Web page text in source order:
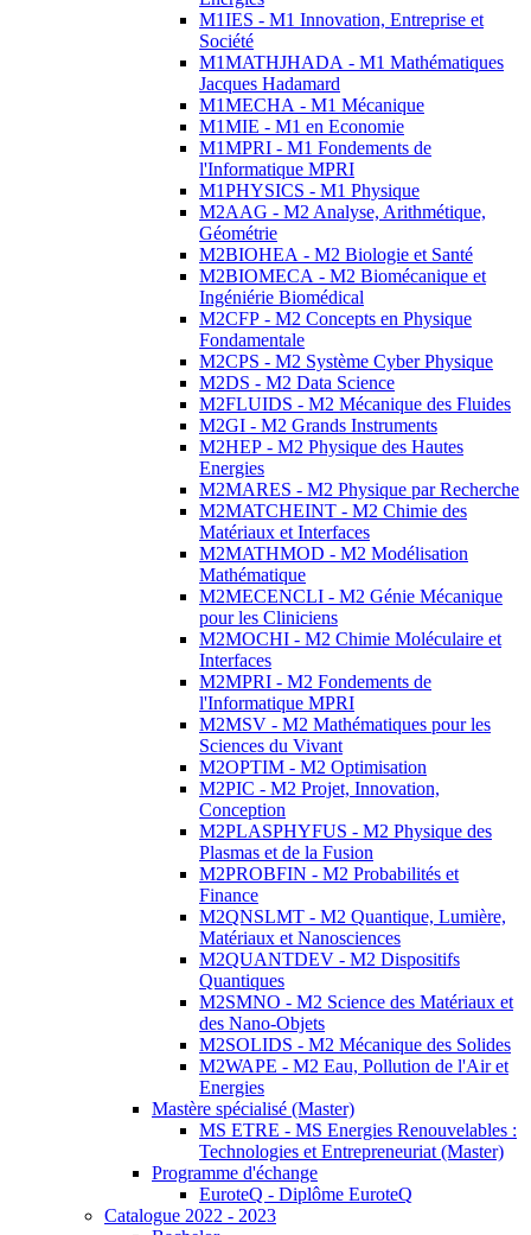
M1IES - M1 Innovation, Entreprise et
Société
M1MATHJHADA - M1 Mathématiques
Jacques Hadamard
M1MECHA - M1 Mécanique
M1MIE - M1 en Economie
M1MPRI - M1 Fondements de
l'Informatique MPRI
M1PHYSICS - M1 Physique
M2AAG - M2 Analyse, Arithmétique,
Géométrie
M2BIOHEA - M2 Biologie et Santé
M2BIOMECA - M2 Biomécanique et
Ingéniérie Biomédical
M2CFP - M2 Concepts en Physique
Fondamentale
M2CPS - M2 Système Cyber Physique
M2DS - M2 Data Science
M2FLUIDS - M2 Mécanique des Fluides
M2GI - M2 Grands Instruments
M2HEP - M2 Physique des Hautes
Energies
M2MARES - M2 Physique par Recherche
M2MATCHEINT - M2 Chimie des
Matériaux et Interfaces
M2MATHMOD - M2 Modélisation
Mathématique
M2MECENCLI - M2 Génie Mécanique
pour les Cliniciens
M2MOCHI - M2 Chimie Moléculaire et
Interfaces
M2MPRI - M2 Fondements de
l'Informatique MPRI
M2MSV - M2 Mathématiques pour les
Sciences du Vivant
M2OPTIM - M2 Optimisation
M2PIC - M2 Projet, Innovation,
Conception
M2PLASPHYFUS - M2 Physique des
Plasmas et de la Fusion
M2PROBFIN - M2 Probabilités et
Finance
M2QNSLMT - M2 Quantique, Lumière,
Matériaux et Nanosciences
M2QUANTDEV - M2 Dispositifs
Quantiques
M2SMNO - M2 Science des Matériaux et
des Nano-Objets
M2SOLIDS - M2 Mécanique des Solides
M2WAPE - M2 Eau, Pollution de l'Air et
Energies
Mastère spécialisé (Master)
MS ETRE - MS Energies Renouvelables :
Technologies et Entrepreneuriat (Master)
Programme d'échange
EuroteQ - Diplôme EuroteQ
Catalogue 2022 - 2023